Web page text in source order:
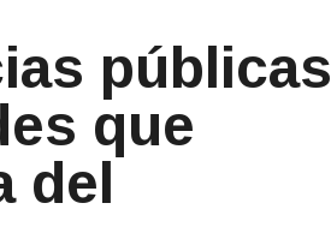
públicas
que
del